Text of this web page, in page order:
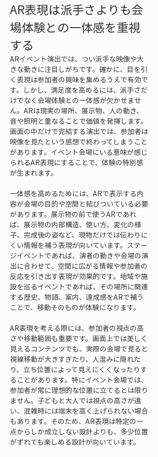
AR表現は派手さよりも会
場体験との一体感を重視
する
ARイベント演出では、つい派手な映像や大
きな動きに注目しがちです。確かに、目を引
く表現は参加者の興味を集めるうえで有効で
す。しかし、満足度を高めるには、派手さだ
けでなく会場体験との一体感が欠かせませ
ん。ARは現実の場所、展示物、人の動き、
音や照明と重なることで価値を発揮します。
画面の中だけで完結する演出では、参加者は
映像を見たという感想で終わってしまうこと
があります。イベント会場にいる意味が感じ
られるAR表現にすることで、体験の特別感
が生まれます。
一体感を高めるためには、ARで表示する内
容が会場の目的や空間と結びついている必要
があります。展示物の前で使うARであれ
ば、展示物の内部構造、使い方、変化の様
子、完成後の姿など、現物だけでは伝わりに
くい情報を補う表現が向いています。ステー
ジイベントであれば、演者の動きや会場の演
出に合わせて、空間に広がる情報や参加者の
反応を引き出す表現が効果的です。地域や施
設を巡るイベントであれば、その場所に関連
する歴史、物語、案内、達成感をARで補う
ことで、移動そのものが体験になります。
AR表現を考える際には、参加者の視点の高
さや移動範囲も重要です。画面上では美しく
見えるコンテンツでも、実際の会場で見ると
視線移動が大きすぎたり、人混みに隠れた
り、立ち位置によって見えにくくなったりす
ることがあります。特にイベント会場では、
参加者が常に理想的な位置に立てるとは限り
ません。子どもと大人では視点の高さが違
い、混雑時には端末を高く上げられない場合
もあります。そのため、AR表現は特定の一
点からしか成立しない設計よりも、多少位置
がずれても楽しめる設計が向いています。